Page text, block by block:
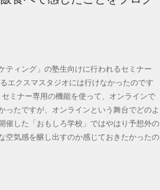
ィング」の塾生向けに行われるセミナー
エクスマスタジオには行けなかったのです
ミナー専用の機能を使って、オンラインで
ったですが、オンラインという舞台でどのよ
催した「おもしろ学校」ではやはり予想外の
空気感を醸し出すのか感じておきたかったの